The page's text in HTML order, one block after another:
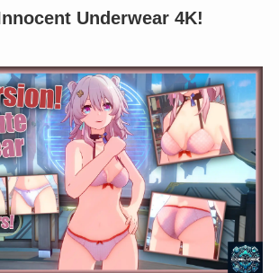
Underwear 4K!